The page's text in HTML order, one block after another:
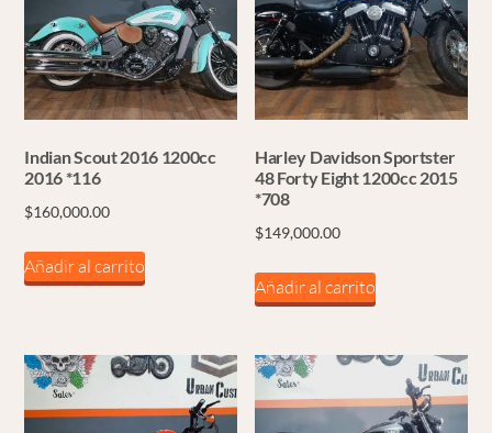
Indian Scout 2016 1200cc
2016 *116
$160,000.00
Añadir al carrito
Harley Davidson Sportster
48 Forty Eight 1200cc 2015
*708
$149,000.00
Añadir al carrito